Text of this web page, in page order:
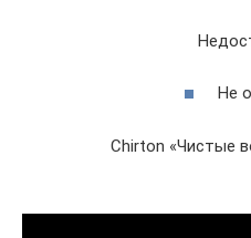
Не
Chirton «Чистые